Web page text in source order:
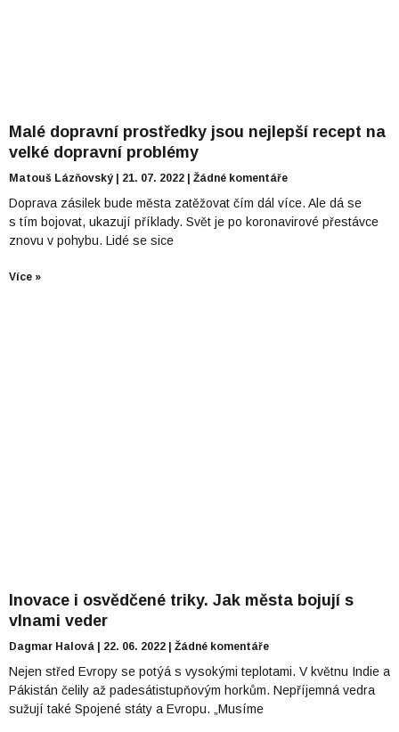
Malé dopravní prostředky jsou nejlepší recept na
velké dopravní problémy
Matouš Lázňovský 21. 07. 2022 Žádné komentáře
Doprava zásilek bude města zatěžovat čím dál více. Ale dá se
s tím bojovat, ukazují příklady. Svět je po koronavirové přestávce
znovu v pohybu. Lidé se sice
Více »
Inovace i osvědčené triky. Jak města bojují s
vlnami veder
Dagmar Halová 22. 06. 2022 Žádné komentáře
Nejen střed Evropy se potýá s vysokými teplotami. V květnu Indie a
Pákistán čelily až padesátistupňovým horkům. Nepříjemná vedra
sužují také Spojené státy a Evropu. „Musíme